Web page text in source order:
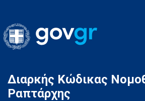
Gov.gr
Διαρκής Κώδικας
Ραπτάρχης